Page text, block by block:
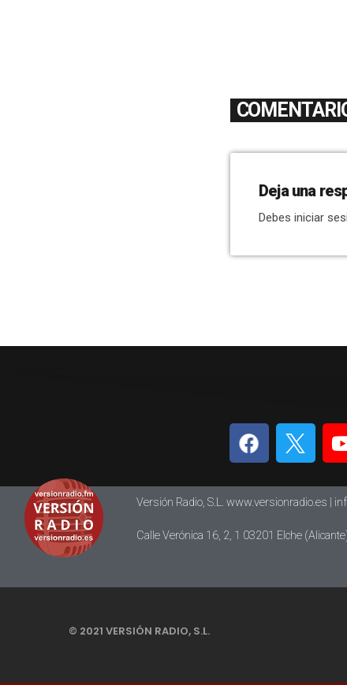
Deja una
Debes iniciar
Versión Radio, S.L. www.versionradio.es |
Calle Verónica 16, 2, 1 03201 Elche
© 2021 VERSIÓN RADIO, S.L.